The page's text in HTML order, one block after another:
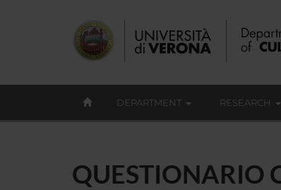
DEPARTMENT RESEARCH
QUESTIONARIO